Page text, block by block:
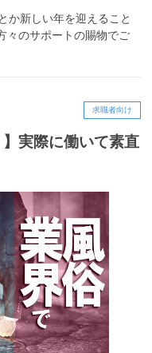
か新しい年を迎えること
々のサポートの賜物でご
求職者向け
】実際に働いて素直